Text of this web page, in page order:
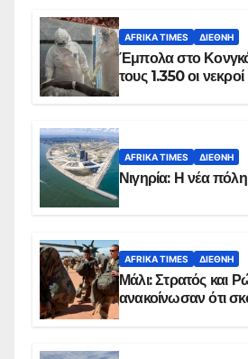
AFRIKA TIMES ΔΙΕΘΝΉ
Έμπολα στο
τους 1.350 οι νεκροί
AFRIKA TIMES ΔΙΕΘΝΉ
Νιγηρία: Η νέα
AFRIKA TIMES ΔΙΕΘΝΉ
Μάλι: Στρατός και
ανακοίνωσαν ότι